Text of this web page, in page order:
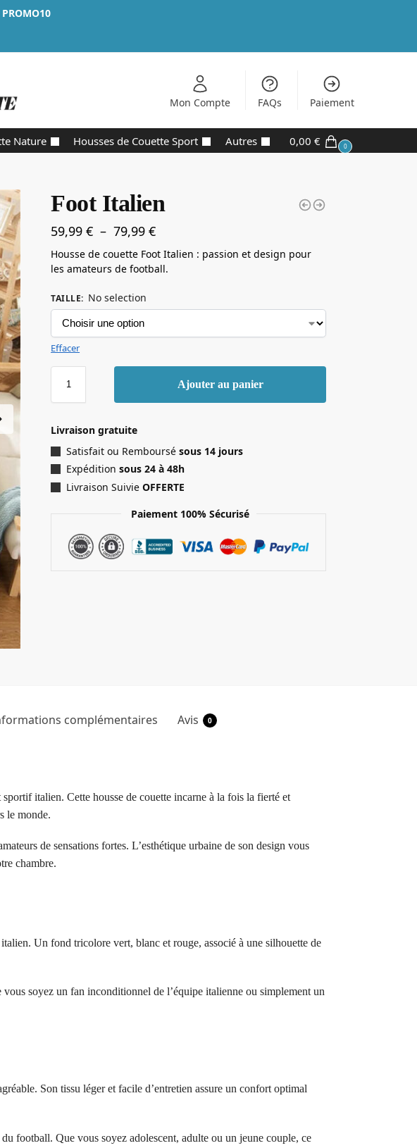
PROMO10
Mon Compte FAQs Paiement
Nature Housses de Couette Sport Autres 0,00 € 0
Foot Italien
59,99€ – 79,99€
Housse de couette Foot Italien : passion et design pour
les amateurs de football.
TAILLE: No selection
Effacer
Ajouter au panier
Livraison gratuite
Satisfait ou Remboursésous 14 jours
Expédition sous 24 à 48h
Livraison SuivieOFFERTE
Paiement 100% Sécurisé
complémentaires Avis 0
italien. Cette housse de couette incarne à la fois la fierté et
le monde.
de sensations fortes. L’esthétique urbaine de son design vous
chambre.
Un fond tricolore vert, blanc et rouge, associé à une silhouette de
soyez un fan inconditionnel de l’équipe italienne ou simplement un
Son tissu léger et facile d’entretien assure un confort optimal
football. Que vous soyez adolescent, adulte ou un jeune couple, ce